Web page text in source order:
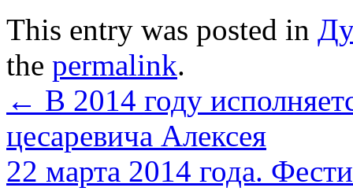
This entry was posted in
the permalink.
← В 2014 году
цесаревича Алексея
22 марта 2014 года.